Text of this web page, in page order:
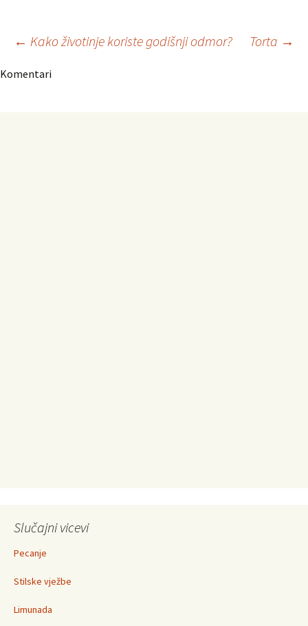
Navigacija
← Kako životinje koriste godišnji odmor? Torta →
Komentari
Slučajni vicevi
Pecanje
Stilske vježbe
Limunada